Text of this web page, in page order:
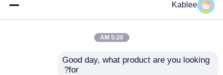
اتصل بنا
إطالة ≥10٪ وشريط
Kablee
5:20 AM
Good day, what product are you looking
for?